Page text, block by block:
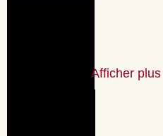
Afficher plus